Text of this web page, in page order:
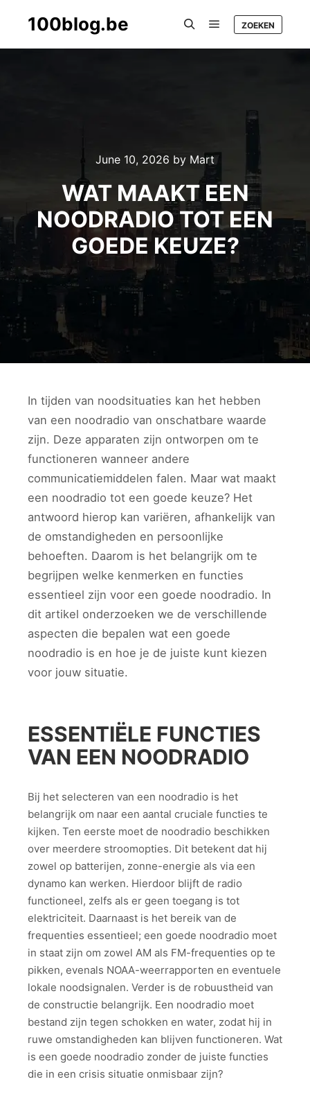
100blog.be ZOEKEN
June 10, 2026 by Mart
WAT MAAKT EEN
NOODRADIO TOT EEN
GOEDE KEUZE?
In tijden van noodsituaties kan het hebben
van een noodradio van onschatbare waarde
zijn. Deze apparaten zijn ontworpen om te
functioneren wanneer andere
communicatiemiddelen falen. Maar wat maakt
een noodradio tot een goede keuze? Het
antwoord hierop kan variëren, afhankelijk van
de omstandigheden en persoonlijke
behoeften. Daarom is het belangrijk om te
begrijpen welke kenmerken en functies
essentieel zijn voor een goede noodradio. In
dit artikel onderzoeken we de verschillende
aspecten die bepalen wat een goede
noodradio is en hoe je de juiste kunt kiezen
voor jouw situatie.
ESSENTIËLE FUNCTIES
VAN EEN NOODRADIO
Bij het selecteren van een noodradio is het
belangrijk om naar een aantal cruciale functies te
kijken. Ten eerste moet de noodradio beschikken
over meerdere stroomopties. Dit betekent dat hij
zowel op batterijen, zonne-energie als via een
dynamo kan werken. Hierdoor blijft de radio
functioneel, zelfs als er geen toegang is tot
elektriciteit. Daarnaast is het bereik van de
frequenties essentieel; een goede noodradio moet
in staat zijn om zowel AM als FM-frequenties op te
pikken, evenals NOAA-weerrapporten en eventuele
lokale noodsignalen. Verder is de robuustheid van
de constructie belangrijk. Een noodradio moet
bestand zijn tegen schokken en water, zodat hij in
ruwe omstandigheden kan blijven functioneren. Wat
is een goede noodradio zonder de juiste functies
die in een crisis situatie onmisbaar zijn?